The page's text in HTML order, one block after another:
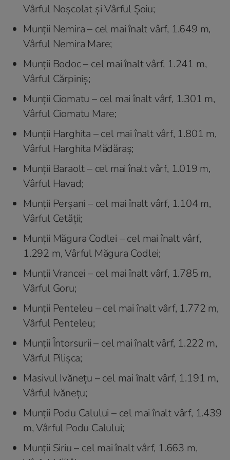
Vârful Noșcolat și Vârful Șoiu;
Munții Nemira – cel mai înalt vârf, 1.649 m,
Vârful Nemira Mare;
Munții Bodoc – cel mai înalt vârf, 1.241 m,
Vârful Cărpiniș;
Munții Ciomatu – cel mai înalt vârf, 1.301 m,
Vârful Ciomatu Mare;
Munții Harghita – cel mai înalt vârf, 1.801 m,
Vârful Harghita Mădăraș;
Munții Baraolt – cel mai înalt vârf, 1.019 m,
Vârful Havad;
Munții Perșani – cel mai înalt vârf, 1.104 m,
Vârful Cetății;
Munții Măgura Codlei – cel mai înalt vârf,
1.292 m, Vârful Măgura Codlei;
Munții Vrancei – cel mai înalt vârf, 1.785 m,
Vârful Goru;
Munții Penteleu – cel mai înalt vârf, 1.772 m,
Vârful Penteleu;
Munții Întorsurii – cel mai înalt vârf, 1.222 m,
Vârful Pilișca;
Masivul Ivănețu – cel mai înalt vârf, 1.191 m,
Vârful Ivănețu;
Munții Podu Calului – cel mai înalt vârf, 1.439
m, Vârful Podu Calului;
Munții Siriu – cel mai înalt vârf, 1.663 m,